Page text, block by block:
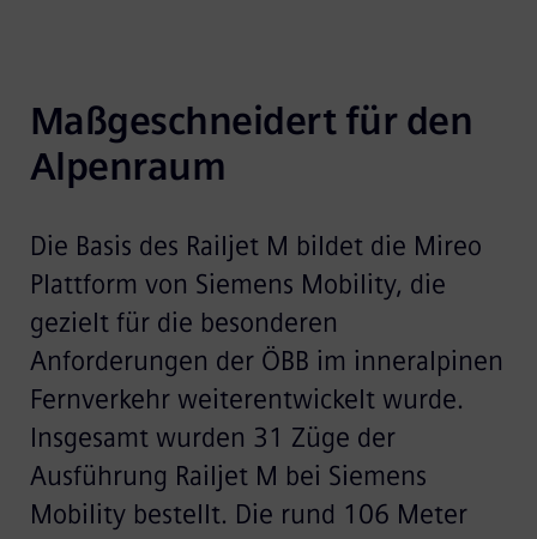
Maßgeschneidert für den
Alpenraum
Die Basis des Railjet M bildet die Mireo
Plattform von Siemens Mobility, die
gezielt für die besonderen
Anforderungen der ÖBB im inneralpinen
Fernverkehr weiterentwickelt wurde.
Insgesamt wurden 31 Züge der
Ausführung Railjet M bei Siemens
Mobility bestellt. Die rund 106 Meter